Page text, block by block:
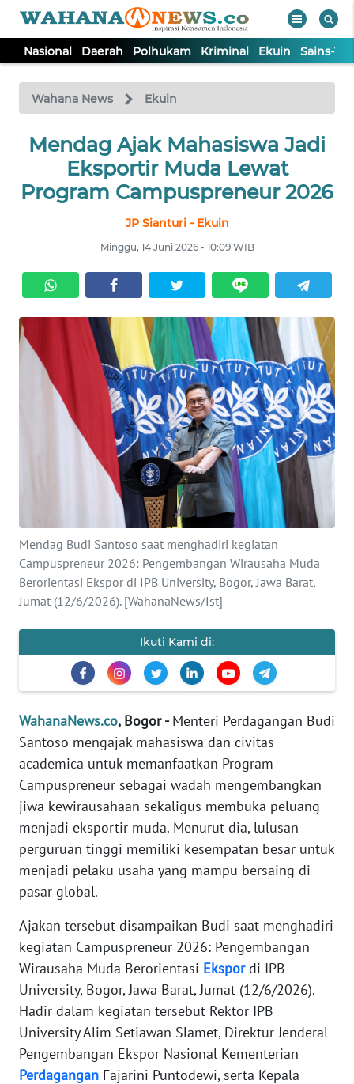
Nasional Daerah Polhukam Kriminal Ekuin Sains-
Wahana News Ekuin
Mendag Ajak Mahasiswa Jadi
Eksportir Muda Lewat
Program Campuspreneur 2026
JP Sianturi - Ekuin
Minggu, 14 Juni 2026 - 10:09 WIB
Mendag Budi Santoso saat menghadiri kegiatan
Campuspreneur 2026: Pengembangan Wirausaha Muda
Berorientasi Ekspor di IPB University, Bogor, Jawa Barat,
Jumat (12/6/2026). [WahanaNews/Ist]
Ikuti Kami di:
WahanaNews.co, Bogor -Menteri Perdagangan Budi
Santoso mengajak mahasiswa dan civitas
academica untuk memanfaatkan Program
Campuspreneur sebagai wadah mengembangkan
jiwa kewirausahaan sekaligus membuka peluang
menjadi eksportir muda. Menurut dia, lulusan
perguruan tinggi memiliki kesempatan besar untuk
menjadi pelaku usaha yang mampu bersaing di
pasar global.
Ajakan tersebut disampaikan Budi saat menghadiri
kegiatan Campuspreneur 2026: Pengembangan
Wirausaha Muda Berorientasi Ekspordi IPB
University, Bogor, Jawa Barat, Jumat (12/6/2026).
Hadir dalam kegiatan tersebut Rektor IPB
University Alim Setiawan Slamet, Direktur Jenderal
Pengembangan Ekspor Nasional Kementerian
Perdagangan Fajarini Puntodewi, serta Kepala
TV
Tutup
NASIONAL
DAERAH
KRIMINAL
EKUIN
SAINS-TEKNO
KESEHATAN
INTERNASIONAL
PENDIDIKAN
OLAHRAGA
OPINI
EDITORIAL
Informasi
INDEKS
BERITA
KONTAK
KAMI
INFO
IKLAN
TENTANG
KAMI
PEDOMAN
MEDIA
SIBER
REDAKSI